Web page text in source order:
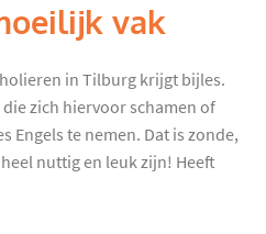
vak
in Tilburg krijgt bijles.
zich hiervoor schamen of
Engels te nemen. Dat is zonde,
nuttig en leuk zijn! Heeft